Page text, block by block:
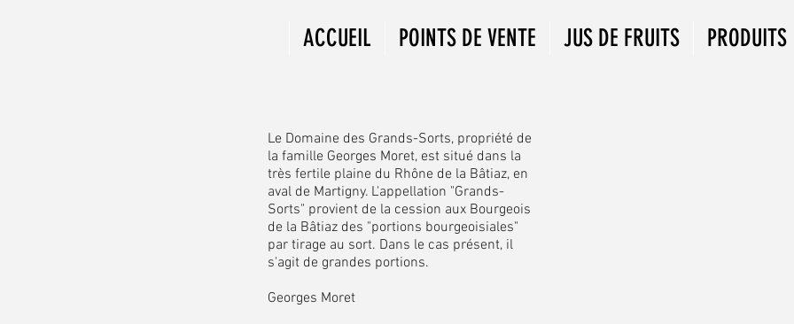
ACCUEIL POINTS DE VENTE JUS DE FRUITS PRODUITS
Le Domaine des Grands-Sorts, propriété de
la famille Georges Moret, est situé dans la
très fertile plaine du Rhône de la Bâtiaz, en
aval de Martigny. L'appellation "Grands-
Sorts" provient de la cession aux Bourgeois
de la Bâtiaz des "portions bourgeoisiales"
par tirage au sort. Dans le cas présent, il
s'agit de grandes portions.
Georges Moret